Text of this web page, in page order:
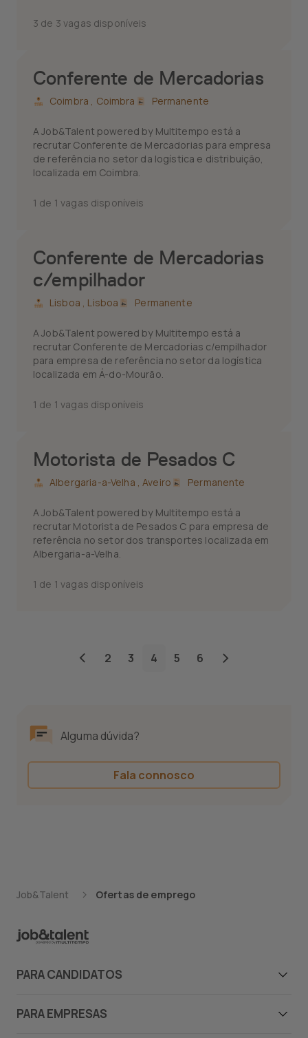
Alguma dúvida?
Fala connosco
3 de 3 vagas disponíveis
Conferente de Mercadorias
Coimbra , Coimbra Permanente
A Job&Talent powered by Multitempo está a
recrutar Conferente de Mercadorias para empresa
de referência no setor da logística e distribuição,
localizada em Coimbra.
1 de 1 vagas disponíveis
Conferente de Mercadorias
c/empilhador
Lisboa , Lisboa Permanente
A Job&Talent powered by Multitempo está a
recrutar Conferente de Mercadorias c/empilhador
para empresa de referência no setor da logística
localizada em Á-do-Mourão.
1 de 1 vagas disponíveis
Motorista de Pesados C
Albergaria-a-Velha ,Aveiro Permanente
A Job&Talent powered by Multitempo está a
recrutar Motorista de Pesados C para empresa de
referência no setor dos transportes localizada em
Albergaria-a-Velha.
1 de 1 vagas disponíveis
2 3 4 5 6
Job&Talent Ofertas de emprego
PARA CANDIDATOS
PARA EMPRESAS